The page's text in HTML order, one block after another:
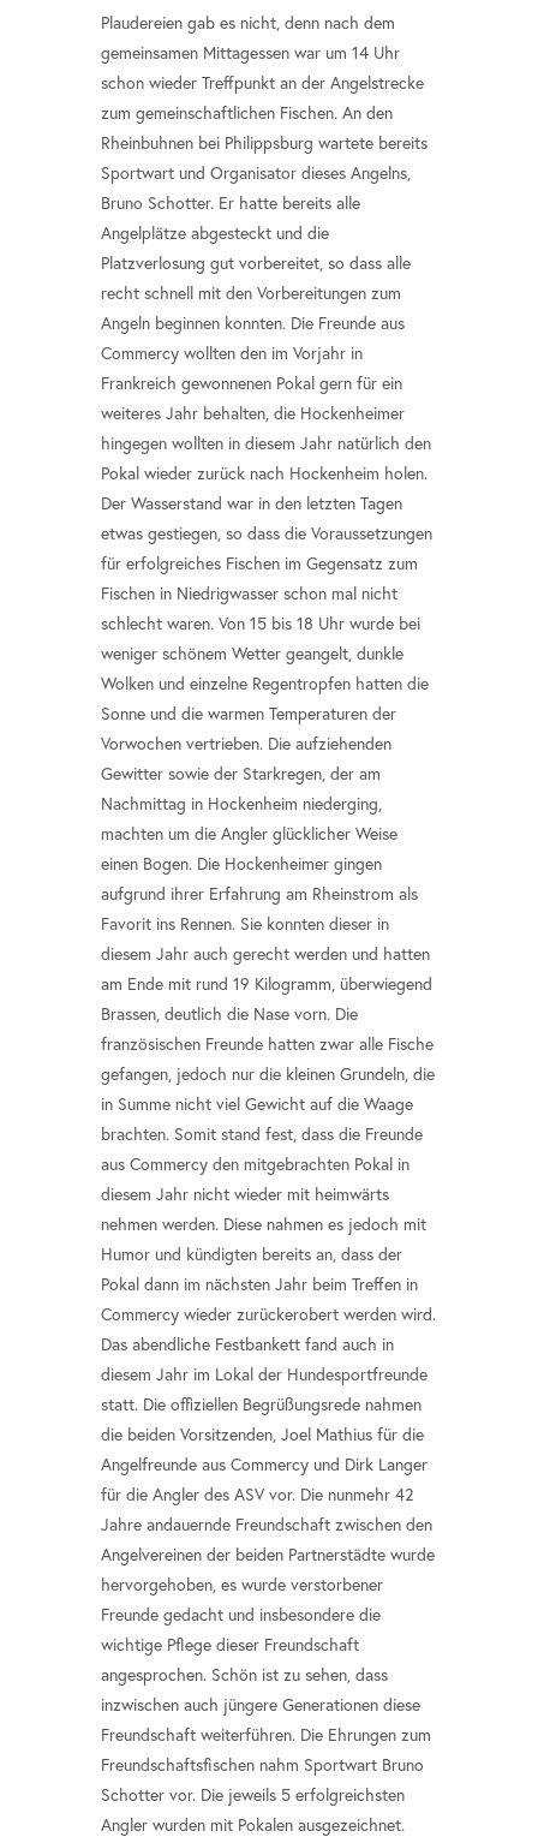
Plaudereien gab es nicht, denn nach dem
gemeinsamen Mittagessen war um 14 Uhr
schon wieder Treffpunkt an der Angelstrecke
zum gemeinschaftlichen Fischen. An den
Rheinbuhnen bei Philippsburg wartete bereits
Sportwart und Organisator dieses Angelns,
Bruno Schotter. Er hatte bereits alle
Angelplätze abgesteckt und die
Platzverlosung gut vorbereitet, so dass alle
recht schnell mit den Vorbereitungen zum
Angeln beginnen konnten. Die Freunde aus
Commercy wollten den im Vorjahr in
Frankreich gewonnenen Pokal gern für ein
weiteres Jahr behalten, die Hockenheimer
hingegen wollten in diesem Jahr natürlich den
Pokal wieder zurück nach Hockenheim holen.
Der Wasserstand war in den letzten Tagen
etwas gestiegen, so dass die Voraussetzungen
für erfolgreiches Fischen im Gegensatz zum
Fischen in Niedrigwasser schon mal nicht
schlecht waren. Von 15 bis 18 Uhr wurde bei
weniger schönem Wetter geangelt, dunkle
Wolken und einzelne Regentropfen hatten die
Sonne und die warmen Temperaturen der
Vorwochen vertrieben. Die aufziehenden
Gewitter sowie der Starkregen, der am
Nachmittag in Hockenheim niederging,
machten um die Angler glücklicher Weise
einen Bogen. Die Hockenheimer gingen
aufgrund ihrer Erfahrung am Rheinstrom als
Favorit ins Rennen. Sie konnten dieser in
diesem Jahr auch gerecht werden und hatten
am Ende mit rund 19 Kilogramm, überwiegend
Brassen, deutlich die Nase vorn. Die
französischen Freunde hatten zwar alle Fische
gefangen, jedoch nur die kleinen Grundeln, die
in Summe nicht viel Gewicht auf die Waage
brachten. Somit stand fest, dass die Freunde
aus Commercy den mitgebrachten Pokal in
diesem Jahr nicht wieder mit heimwärts
nehmen werden. Diese nahmen es jedoch mit
Humor und kündigten bereits an, dass der
Pokal dann im nächsten Jahr beim Treffen in
Commercy wieder zurückerobert werden wird.
Das abendliche Festbankett fand auch in
diesem Jahr im Lokal der Hundesportfreunde
statt. Die offiziellen Begrüßungsrede nahmen
die beiden Vorsitzenden, Joel Mathius für die
Angelfreunde aus Commercy und Dirk Langer
für die Angler des ASV vor. Die nunmehr 42
Jahre andauernde Freundschaft zwischen den
Angelvereinen der beiden Partnerstädte wurde
hervorgehoben, es wurde verstorbener
Freunde gedacht und insbesondere die
wichtige Pflege dieser Freundschaft
angesprochen. Schön ist zu sehen, dass
inzwischen auch jüngere Generationen diese
Freundschaft weiterführen. Die Ehrungen zum
Freundschaftsfischen nahm Sportwart Bruno
Schotter vor. Die jeweils 5 erfolgreichsten
Angler wurden mit Pokalen ausgezeichnet.